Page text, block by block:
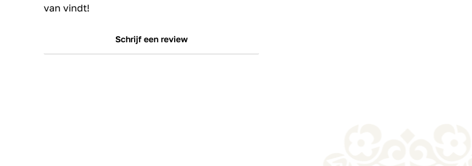
van vindt!
Schrijf een review